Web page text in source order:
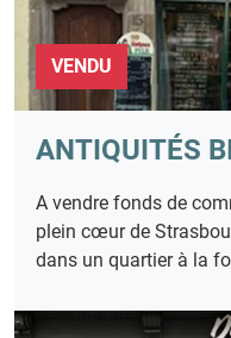
VENDU
ANTIQUITÉS
A vendre fonds de
plein cœur de
dans un quartier à la